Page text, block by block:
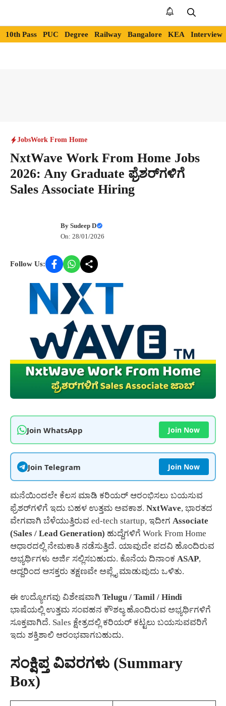
content
10th Pass PUC Degree Railway Bangalore KEA Interview
JobsWork From Home
NxtWave Work From Home Jobs
2026: Any Graduate ಫ್ರೆಶರ್‌ಗಳಿಗೆ
Sales Associate Hiring
By Sudeep D
On: 28/01/2026
Follow Us:
Join WhatsApp Join Now
Join Telegram Join Now
ಮನೆಯಿಂದಲೇ ಕೆಲಸ ಮಾಡಿ ಕರಿಯರ್ ಆರಂಭಿಸಲು ಬಯಸುವ
ಫ್ರೆಶರ್‌ಗಳಿಗೆ ಇದು ಬಹಳ ಉತ್ತಮ ಅವಕಾಶ. NxtWave, ಭಾರತದ
ವೇಗವಾಗಿ ಬೆಳೆಯುತ್ತಿರುವ ed-tech startup, ಇದೀಗ Associate
(Sales / Lead Generation) ಹುದ್ದೆಗಳಿಗೆ Work From Home
ಆಧಾರದಲ್ಲಿ ನೇಮಕಾತಿ ನಡೆಸುತ್ತಿದೆ. ಯಾವುದೇ ಪದವಿ ಹೊಂದಿರುವ
ಅಭ್ಯರ್ಥಿಗಳು ಅರ್ಜಿ ಸಲ್ಲಿಸಬಹುದು. ಕೊನೆಯ ದಿನಾಂಕ ASAP,
ಆದ್ದರಿಂದ ಆಸಕ್ತರು ತಕ್ಷಣವೇ ಅಪ್ಲೈ ಮಾಡುವುದು ಒಳಿತು.
ಈ ಉದ್ಯೋಗವು ವಿಶೇಷವಾಗಿ Telugu / Tamil / Hindi
ಭಾಷೆಯಲ್ಲಿ ಉತ್ತಮ ಸಂವಹನ ಕೌಶಲ್ಯ ಹೊಂದಿರುವ ಅಭ್ಯರ್ಥಿಗಳಿಗೆ
ಸೂಕ್ತವಾಗಿದೆ. Sales ಕ್ಷೇತ್ರದಲ್ಲಿ ಕರಿಯರ್ ಕಟ್ಟಲು ಬಯಸುವವರಿಗೆ
ಇದು ಶಕ್ತಿಶಾಲಿ ಆರಂಭವಾಗಬಹುದು.
ಸಂಕ್ಷಿಪ್ತ ವಿವರಗಳು (Summary
Box)